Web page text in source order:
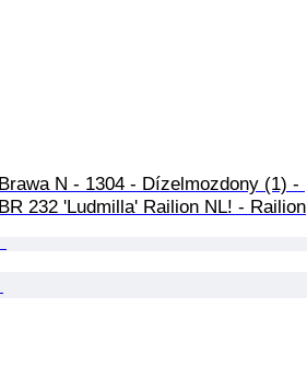
Brawa N - 1304 - Dízelmozdony (1) -
BR 232 'Ludmilla' Railion NL! - Railion